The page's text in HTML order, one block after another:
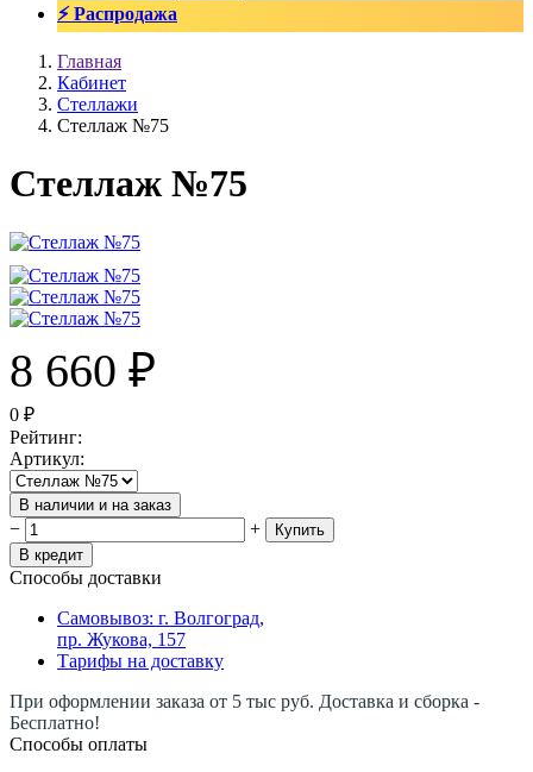
⚡ Распродажа
Главная
Кабинет
Стеллажи
Стеллаж №75
Стеллаж №75
8 660 ₽
0 ₽
Рейтинг:
Артикул:
В наличии и на заказ
− +
Купить
В кредит
Способы доставки
Самовывоз: г. Волгоград,
пр. Жукова, 157
Тарифы на доставку
При оформлении заказа от 5 тыс руб. Доставка и сборка -
Бесплатно!
Способы оплаты